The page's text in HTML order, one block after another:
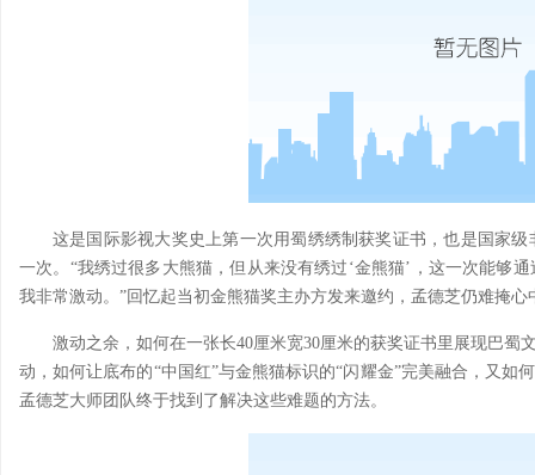
这是国际影视大奖史上第一次用蜀绣绣制获奖证书，也是国家
一次。“我绣过很多大熊猫，但从来没有绣过‘金熊猫’，这一次能够
我非常激动。”回忆起当初金熊猫奖主办方发来邀约，孟德芝仍难掩心
激动之余，如何在一张长40厘米宽30厘米的获奖证书里展现巴蜀
动，如何让底布的“中国红”与金熊猫标识的“闪耀金”完美融合，又如
孟德芝大师团队终于找到了解决这些难题的方法。